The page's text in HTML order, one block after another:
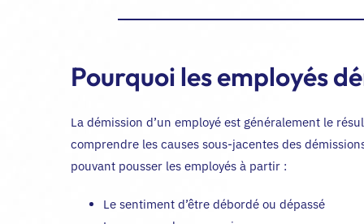
Pourquoi les employés
La démission d’un employé est généralement le
comprendre les causes sous-jacentes des
pouvant pousser les employés à partir :
Le sentiment d’être débordé ou dépassé